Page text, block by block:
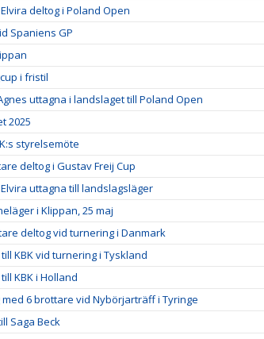
deltog i Poland Open
Spaniens GP
i fristil
uttagna i landslaget till Poland Open
2025
styrelsemöte
deltog i Gustav Freij Cup
uttagna till landslagsläger
i Klippan, 25 maj
deltog vid turnering i Danmark
KBK vid turnering i Tyskland
KBK i Holland
med 6 brottare vid Nybörjarträff i Tyringe
Saga Beck